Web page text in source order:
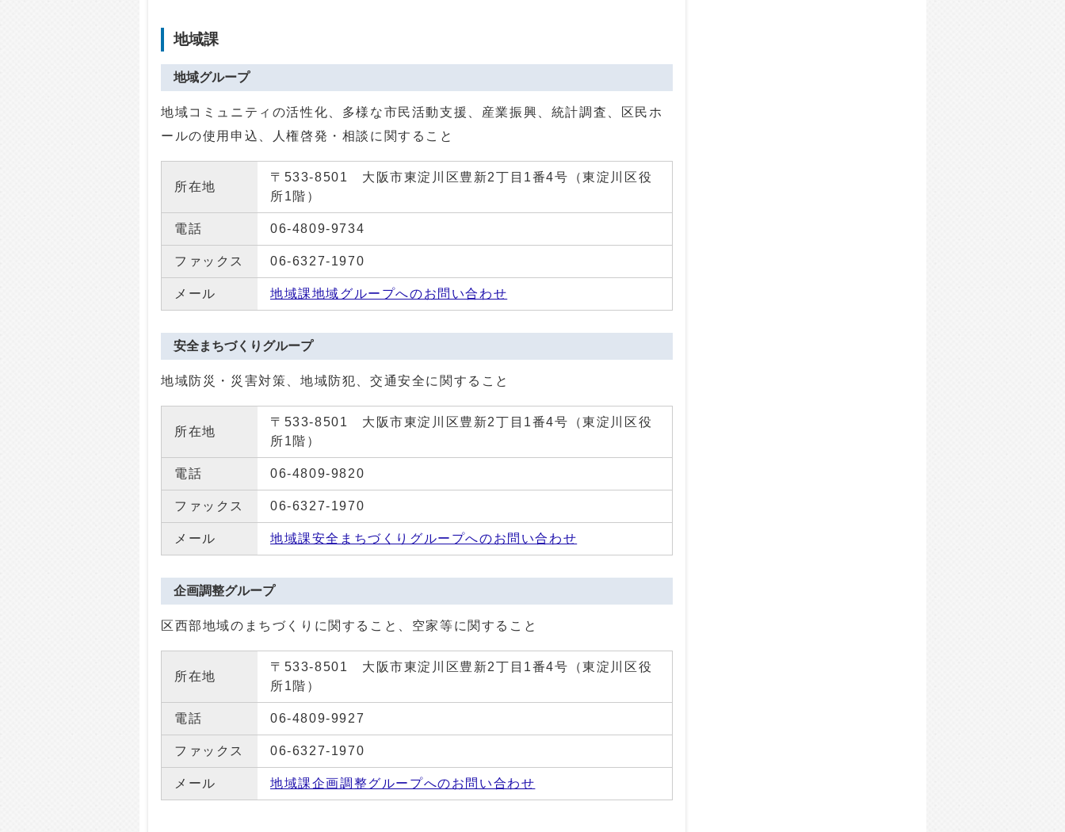
地域課
地域グループ
地域コミュニティの活性化、多様な市民活動支援、産業振興、統計調査、区民ホ
ールの使用申込、人権啓発・相談に関すること
所在地
〒533-8501 大阪市東淀川区豊新2丁目1番4号（東淀川区役
所1階）
電話 06-4809-9734
ファックス 06-6327-1970
メール 地域課地域グループへのお問い合わせ
安全まちづくりグループ
地域防災・災害対策、地域防犯、交通安全に関すること
所在地
〒533-8501 大阪市東淀川区豊新2丁目1番4号（東淀川区役
所1階）
電話 06-4809-9820
ファックス 06-6327-1970
メール 地域課安全まちづくりグループへのお問い合わせ
企画調整グループ
区西部地域のまちづくりに関すること、空家等に関すること
所在地
〒533-8501 大阪市東淀川区豊新2丁目1番4号（東淀川区役
所1階）
電話 06-4809-9927
ファックス 06-6327-1970
メール 地域課企画調整グループへのお問い合わせ